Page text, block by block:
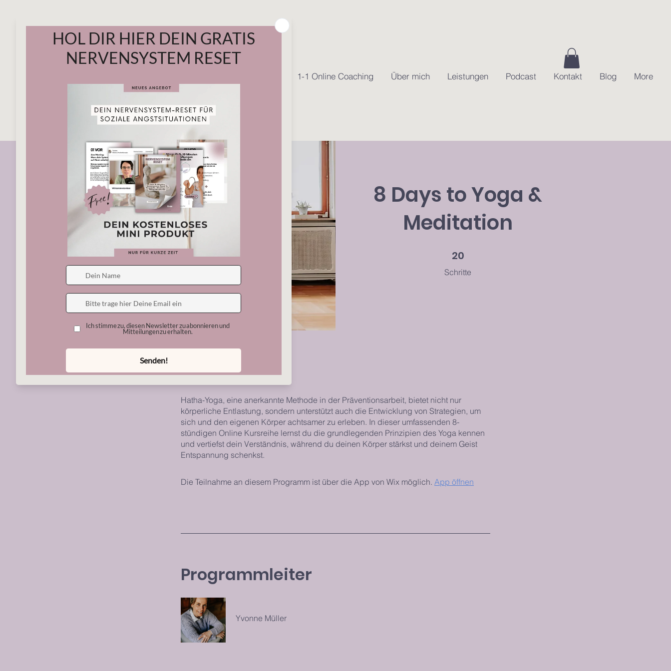
1-1 Online Coaching Über mich Leistungen Podcast Kontakt Blog More
8 Days to Yoga &
Meditation
20
Schritte
20 Schritte
Infos
Hatha-Yoga, eine anerkannte Methode in der Präventionsarbeit, bietet nicht nur
körperliche Entlastung, sondern unterstützt auch die Entwicklung von Strategien, um
sich und den eigenen Körper achtsamer zu erleben. In dieser umfassenden 8-
stündigen Online Kursreihe lernst du die grundlegenden Prinzipien des Yoga kennen
und vertiefst dein Verständnis, während du deinen Körper stärkst und deinem Geist
Entspannung schenkst.
Die Teilnahme an diesem Programm ist über die App von Wix möglich. App öffnen
Programmleiter
Yvonne Müller